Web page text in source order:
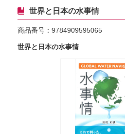
世界と日本の水事情
商品番号： 9784909595065
世界と日本の水事情